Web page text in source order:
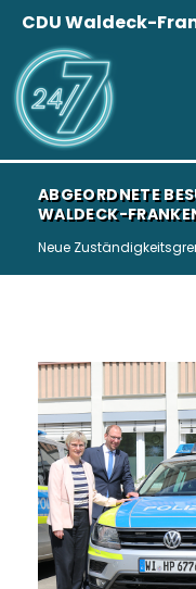
CDU Waldeck-
ABGEORDNETE
WALDECK-
Neue